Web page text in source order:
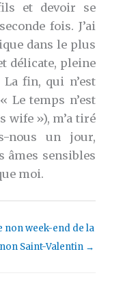
et devoir se
fois. J’ai
dans le plus
délicate, pleine
fin, qui n’est
Le temps n’est
wife »), m’a tiré
nous un jour,
âmes sensibles
moi.
non week-end de la
non Saint-Valentin →